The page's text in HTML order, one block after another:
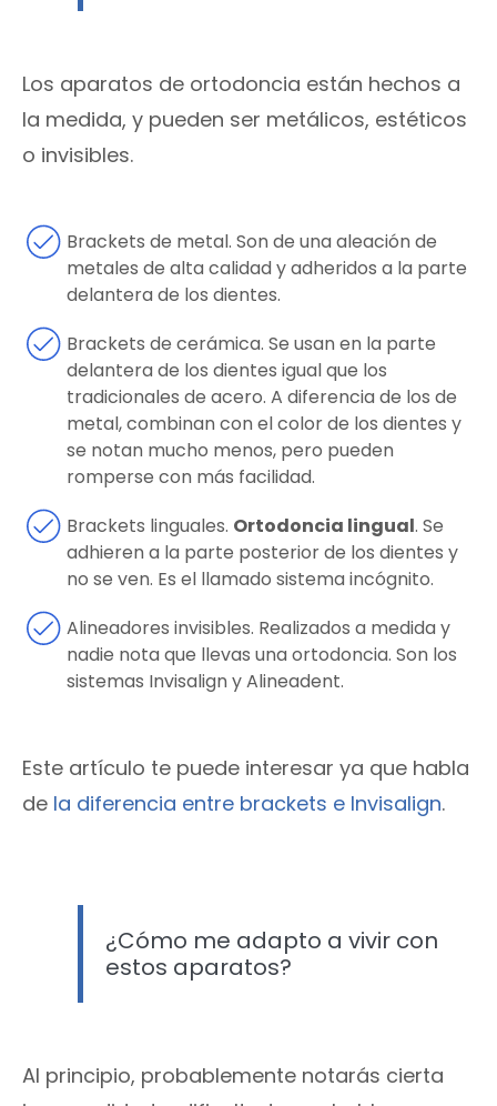
Los aparatos de ortodoncia están hechos a
la medida, y pueden ser metálicos, estéticos
o invisibles.
Brackets de metal. Son de una aleación de
metales de alta calidad y adheridos a la parte
delantera de los dientes.
Brackets de cerámica. Se usan en la parte
delantera de los dientes igual que los
tradicionales de acero. A diferencia de los de
metal, combinan con el color de los dientes y
se notan mucho menos, pero pueden
romperse con más facilidad.
Brackets linguales. Ortodoncia lingual. Se
adhieren a la parte posterior de los dientes y
no se ven. Es el llamado sistema incógnito.
Alineadores invisibles. Realizados a medida y
nadie nota que llevas una ortodoncia. Son los
sistemas Invisalign y Alineadent.
Este artículo te puede interesar ya que habla
de la diferencia entre brackets e Invisalign.
¿Cómo me adapto a vivir con
estos aparatos?
Al principio, probablemente notarás cierta